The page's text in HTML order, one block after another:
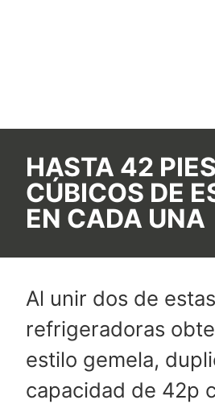
HASTA 42 PIES
CÚBICOS DE
EN CADA UNA
Al unir dos de estas
refrigeradoras
estilo gemela,
capacidad de 42p